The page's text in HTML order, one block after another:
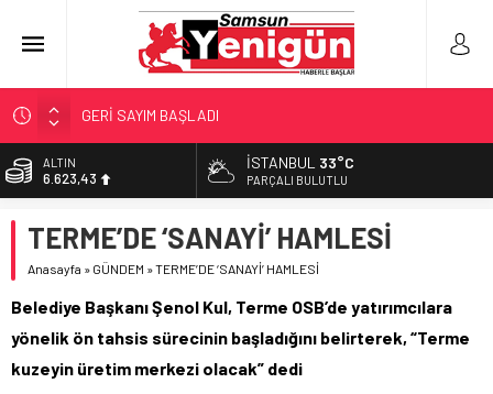
GERİ SAYIM BAŞLADI
SAMSUNSPOR’DA HEDEF 5’İNCİLİK!
‘BAFRA’YA YATIRIM YAPIN!’
YÖNETİCİ SEÇERKEN YAPILAN EN BÜYÜK HATALAR
ALTIN
6.623,43
13.785,25
DOLAR
55,0748
İSTANBUL 33°C
PARÇALI BULUTLU
TERME’DE ‘SANAYİ’ HAMLESİ
Anasayfa » GÜNDEM »TERME’DE ‘SANAYİ’ HAMLESİ
Belediye Başkanı Şenol Kul, Terme OSB’de yatırımcılara
yönelik ön tahsis sürecinin başladığını belirterek, “Terme
kuzeyin üretim merkezi olacak” dedi